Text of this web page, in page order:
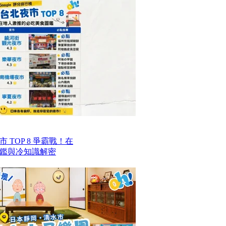
TOP 8 爭霸戰！在
與冷知識解密